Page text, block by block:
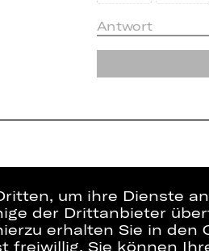
um ihre Dienste
der Drittanbieter
erhalten Sie in den
Sie können